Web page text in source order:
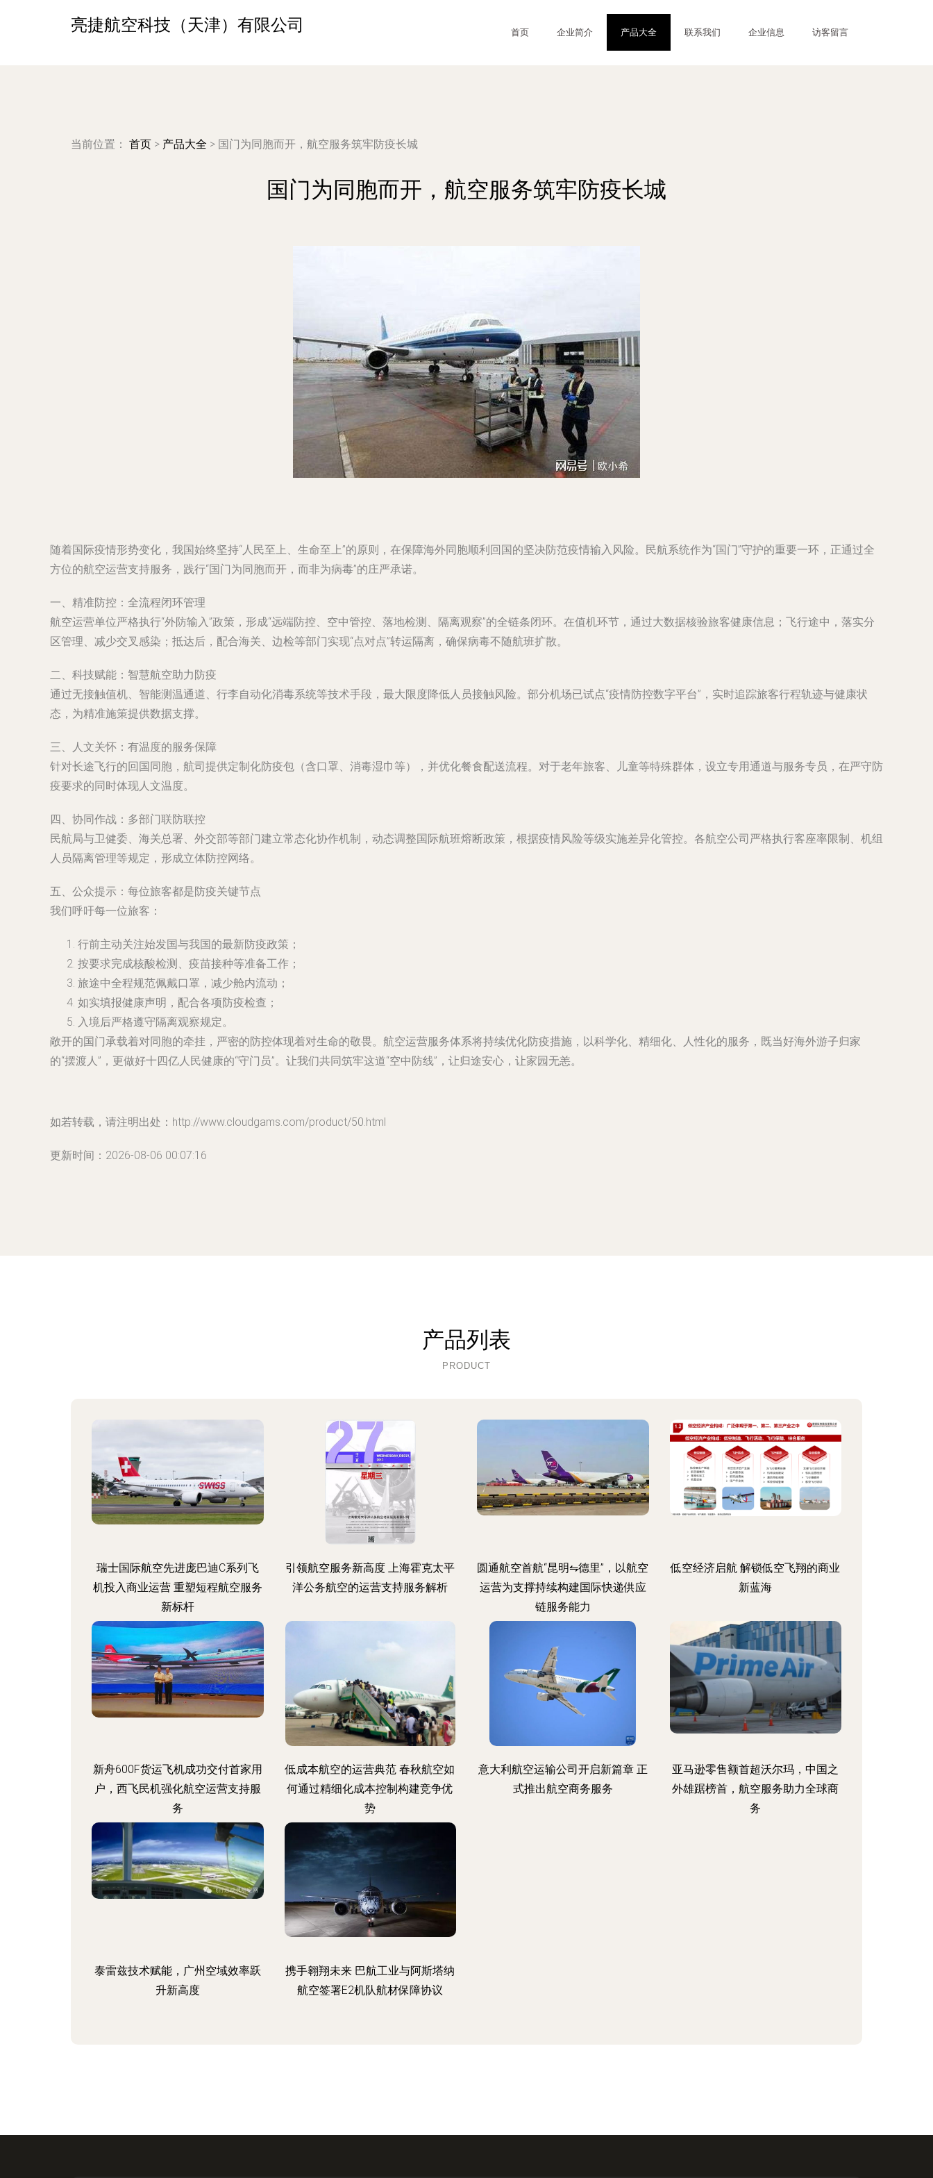
亮捷航空科技（天津）有限公司 首页 企业简介 产品大全 联系我们 企业信息 访客留言
当前位置： 首页 > 产品大全 > 国门为同胞而开，航空服务筑牢防疫长城
国门为同胞而开，航空服务筑牢防疫长城
随着国际疫情形势变化，我国始终坚持“人民至上、生命至上”的原则，在保障海外同胞顺利回国的坚决防范疫情输入风险。民航系统作为“国门”守护的重要一环，正通过全
方位的航空运营支持服务，践行“国门为同胞而开，而非为病毒”的庄严承诺。
一、精准防控：全流程闭环管理
航空运营单位严格执行“外防输入”政策，形成“远端防控、空中管控、落地检测、隔离观察”的全链条闭环。在值机环节，通过大数据核验旅客健康信息；飞行途中，落实分
区管理、减少交叉感染；抵达后，配合海关、边检等部门实现“点对点”转运隔离，确保病毒不随航班扩散。
二、科技赋能：智慧航空助力防疫
通过无接触值机、智能测温通道、行李自动化消毒系统等技术手段，最大限度降低人员接触风险。部分机场已试点“疫情防控数字平台”，实时追踪旅客行程轨迹与健康状
态，为精准施策提供数据支撑。
三、人文关怀：有温度的服务保障
针对长途飞行的回国同胞，航司提供定制化防疫包（含口罩、消毒湿巾等），并优化餐食配送流程。对于老年旅客、儿童等特殊群体，设立专用通道与服务专员，在严守防
疫要求的同时体现人文温度。
四、协同作战：多部门联防联控
民航局与卫健委、海关总署、外交部等部门建立常态化协作机制，动态调整国际航班熔断政策，根据疫情风险等级实施差异化管控。各航空公司严格执行客座率限制、机组
人员隔离管理等规定，形成立体防控网络。
五、公众提示：每位旅客都是防疫关键节点
我们呼吁每一位旅客：
行前主动关注始发国与我国的最新防疫政策；
按要求完成核酸检测、疫苗接种等准备工作；
旅途中全程规范佩戴口罩，减少舱内流动；
如实填报健康声明，配合各项防疫检查；
入境后严格遵守隔离观察规定。
敞开的国门承载着对同胞的牵挂，严密的防控体现着对生命的敬畏。航空运营服务体系将持续优化防疫措施，以科学化、精细化、人性化的服务，既当好海外游子归家
的“摆渡人”，更做好十四亿人民健康的“守门员”。让我们共同筑牢这道“空中防线”，让归途安心，让家园无恙。
如若转载，请注明出处：http://www.cloudgams.com/product/50.html
更新时间：2026-08-06 00:07:16
产品列表
PRODUCT
瑞士国际航空先进庞巴迪C系列飞
机投入商业运营 重塑短程航空服务
新标杆
引领航空服务新高度 上海霍克太平
洋公务航空的运营支持服务解析
圆通航空首航“昆明⇋德里”，以航空
运营为支撑持续构建国际快递供应
链服务能力
低空经济启航 解锁低空飞翔的商业
新蓝海
新舟600F货运飞机成功交付首家用
户，西飞民机强化航空运营支持服
务
低成本航空的运营典范 春秋航空如
何通过精细化成本控制构建竞争优
势
意大利航空运输公司开启新篇章 正
式推出航空商务服务
亚马逊零售额首超沃尔玛，中国之
外雄踞榜首，航空服务助力全球商
务
泰雷兹技术赋能，广州空域效率跃
升新高度
携手翱翔未来 巴航工业与阿斯塔纳
航空签署E2机队航材保障协议